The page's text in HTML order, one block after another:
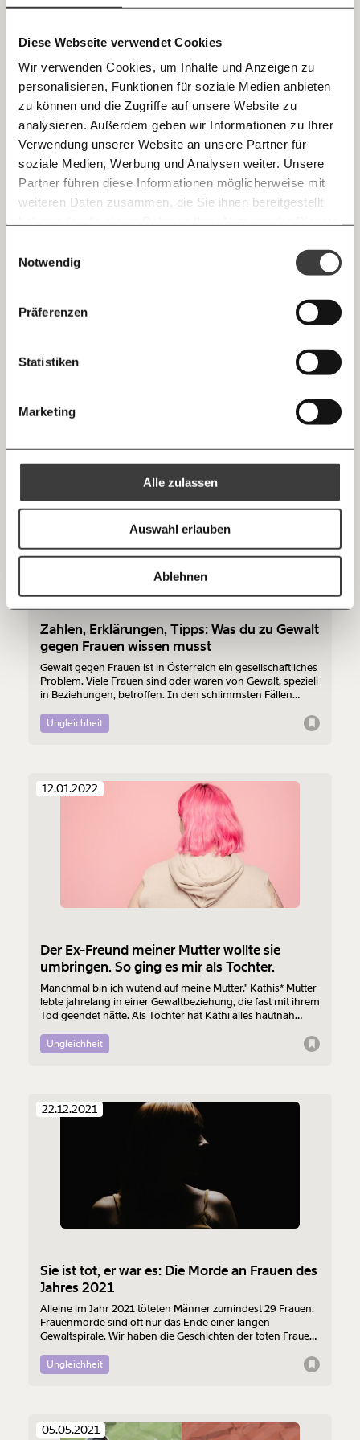
Diese Webseite verwendet Cookies
Wir verwenden Cookies, um Inhalte und Anzeigen zu
personalisieren, Funktionen für soziale Medien anbieten
zu können und die Zugriffe auf unsere Website zu
analysieren. Außerdem geben wir Informationen zu Ihrer
Verwendung unserer Website an unsere Partner für
soziale Medien, Werbung und Analysen weiter. Unsere
Partner führen diese Informationen möglicherweise mit
weiteren Daten zusammen, die Sie ihnen bereitgestellt
Notwendig
Präferenzen
Statistiken
Marketing
Alle zulassen
Auswahl erlauben
Ablehnen
Immer auf dem Laufenden
bleiben mit unseren gratis
E-Mail-Newslettern!
Die guten Nachrichten der
Welt nicht aus den Augen verlieren - immer
Mehr Informationen:Datenschutz.
Anmelden
Ich werde Fördermitglied* …
Ich spende einmalig
20€ 40€
150€ €
Ich möchte meine Spende verschenken.
Du erhältst eine E-Mail mit deiner
Geschenkurkunde im PDF-Format, welche Du
ausdrucken oder weiterleiten und verschenken
Weiter
teilen.
E-Mail
Whatsapp
RSS
Bluesky
https://www.moment.at/tag/femizide
Podcast
22.03.2022
Der Täter: Was Männer zu Tätern macht und
20.01.2022
Zahlen, Erklärungen, Tipps: Was du zu Gewalt
gegen Frauen wissen musst
Gewalt gegen Frauen ist in Österreich ein gesellschaftliches
Problem. Viele Frauen sind oder waren von Gewalt, speziell
in Beziehungen, betroffen. In den schlimmsten Fällen
wenn ich Gewalt mitbekomme? Was, wenn ich selbst
betroffen bin? Und was passiert eigentlich, wenn ich die
Ungleichheit
12.01.2022
Der Ex-Freund meiner Mutter wollte sie
umbringen. So ging es mir als Tochter.
Manchmal bin ich wütend auf meine Mutter." Kathis* Mutter
lebte jahrelang in einer Gewaltbeziehung, die fast mit ihrem
Tod geendet hätte. Als Tochter hat Kathi alles hautnah
Ungleichheit
22.12.2021
Sie ist tot, er war es: Die Morde an Frauen des
Jahres 2021
Alleine im Jahr 2021 töteten Männer zumindest 29 Frauen.
Frauenmorde sind oft nur das Ende einer langen
Gewaltspirale. Wir haben die Geschichten der toten Frauen
Ungleichheit
05.05.2021